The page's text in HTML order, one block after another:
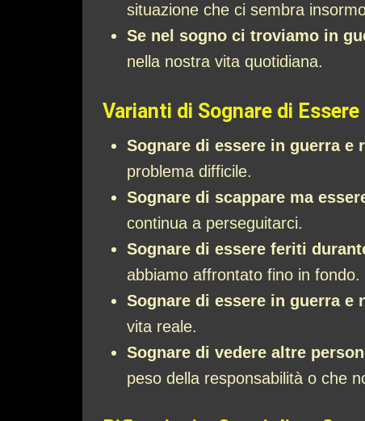
situazione che ci sembra
Se nel sogno ci troviamo in
nella nostra vita quotidiana.
Varianti di Sognare di
Sognare di essere in guerra e
problema difficile.
Sognare di scappare ma
continua a perseguitarci.
Sognare di essere feriti
abbiamo affrontato fino in fondo.
Sognare di essere in guerra e
vita reale.
Sognare di vedere altre
peso della responsabilità o che